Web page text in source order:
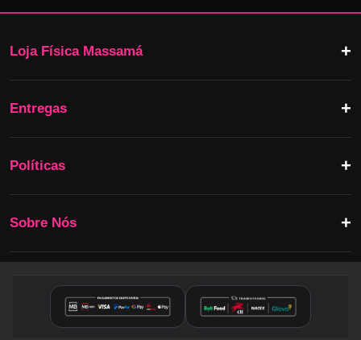
Loja Física Massamá
Entregas
Políticas
Sobre Nós